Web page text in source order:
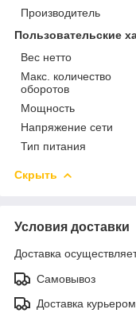
Производитель
Пользовательские
Вес нетто
Макс. количество
оборотов
Мощность
Напряжение сети
Тип питания
Скрыть
Условия доставки
Доставка
Самовывоз
Доставка курьером